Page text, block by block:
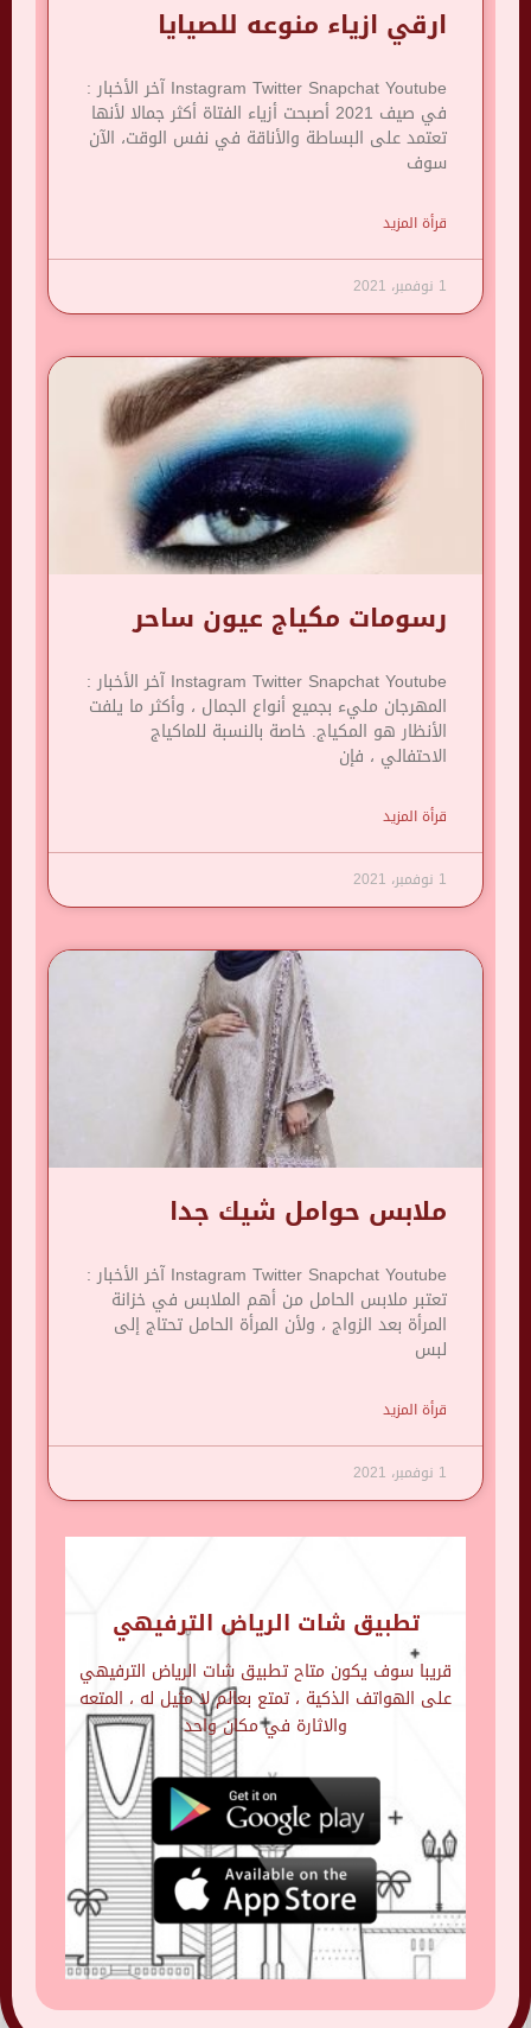
ارقي ازياء منوعه للصيايا
Instagram Twitter Snapchat Youtube آخر الأخبار :
في صيف 2021 أصبحت أزياء الفتاة أكثر جمالا لأنها
تعتمد على البساطة والأناقة في نفس الوقت، الآن
سوف
قرأة المزيد
1 نوفمبر، 2021
رسومات مكياج عيون ساحر
Instagram Twitter Snapchat Youtube آخر الأخبار :
المهرجان مليء بجميع أنواع الجمال ، وأكثر ما يلفت
الأنظار هو المكياج. خاصة بالنسبة للماكياج
الاحتفالي ، فإن
قرأة المزيد
1 نوفمبر، 2021
ملابس حوامل شيك جدا
Instagram Twitter Snapchat Youtube آخر الأخبار :
تعتبر ملابس الحامل من أهم الملابس في خزانة
المرأة بعد الزواج ، ولأن المرأة الحامل تحتاج إلى
لبس
قرأة المزيد
1 نوفمبر، 2021
تطبيق شات الرياض الترفيهي
قريبا سوف يكون متاح تطبيق شات الرياض الترفيهي
على الهواتف الذكية ، تمتع بعالم لا مثيل له ، المتعه
والاثارة في مكان واحد